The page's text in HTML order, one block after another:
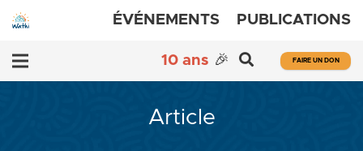
ÉVÉNEMENTS PUBLICATIONS
10 ans 🎉 FAIRE UN DON
Article